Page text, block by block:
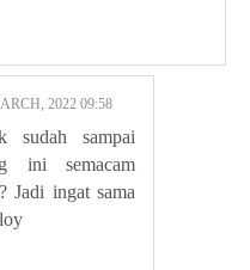
2022 09:58
sudah sampai
ini semacam
Jadi ingat sama